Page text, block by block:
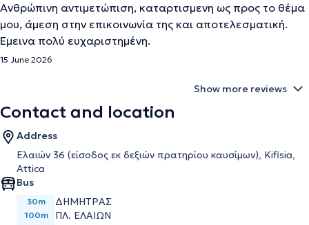
Ανθρώπινη αντιμετώπιση, καταρτισμενη ως προς το θέμα
μου, άμεση στην επικοινωνία της και αποτελεσματική.
Έμεινα πολύ ευχαριστημένη.
15 June 2026
Show more reviews
Contact and location
Address
Ελαιών 36 (είσοδος εκ δεξιών πρατηρίου καυσίμων), Kifisia,
Attica
Bus
30m ΔΗΜΗΤΡΑΣ
100m ΠΛ. ΕΛΑΙΩΝ